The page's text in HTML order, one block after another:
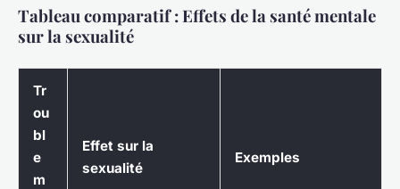
Tableau comparatif : Effets de la santé mentale
sur la sexualité
Tr
ou
bl
e
m
Effet sur la
sexualité
Exemples